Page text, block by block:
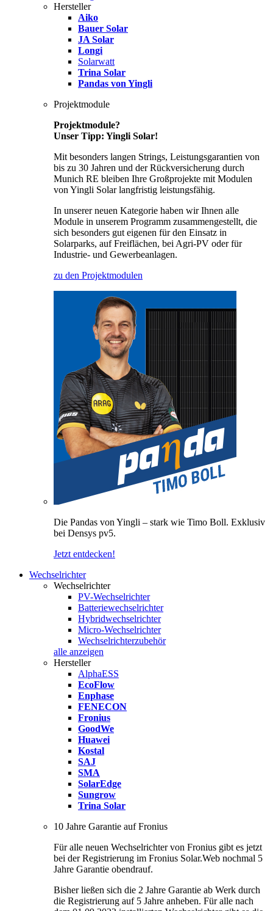
Hersteller
Aiko
Bauer Solar
JA Solar
Longi
Solarwatt
Trina Solar
Pandas von Yingli
Projektmodule
Projektmodule?
Unser Tipp: Yingli Solar!
Mit besonders langen Strings, Leistungsgarantien von
bis zu 30 Jahren und der Rückversicherung durch
Munich RE bleiben Ihre Großprojekte mit Modulen
von Yingli Solar langfristig leistungsfähig.
In unserer neuen Kategorie haben wir Ihnen alle
Module in unserem Programm zusammengestellt, die
sich besonders gut eigenen für den Einsatz in
Solarparks, auf Freiflächen, bei Agri-PV oder für
Industrie- und Gewerbeanlagen.
zu den Projektmodulen
Die Pandas von Yingli – stark wie Timo Boll. Exklusiv
bei Densys pv5.
Jetzt entdecken!
Wechselrichter
Wechselrichter
PV-Wechselrichter
Batteriewechselrichter
Hybridwechselrichter
Micro-Wechselrichter
Wechselrichterzubehör
alle anzeigen
Hersteller
AlphaESS
EcoFlow
Enphase
FENECON
Fronius
GoodWe
Huawei
Kostal
SAJ
SMA
SolarEdge
Sungrow
Trina Solar
10 Jahre Garantie auf Fronius
Für alle neuen Wechselrichter von Fronius gibt es jetzt
bei der Registrierung im Fronius Solar.Web nochmal 5
Jahre Garantie obendrauf.
Bisher ließen sich die 2 Jahre Garantie ab Werk durch
die Registrierung auf 5 Jahre anheben. Für alle nach